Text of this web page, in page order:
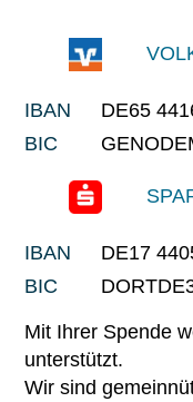
IBAN
DE65
BIC
IBAN
DE17
BIC
Mit Ihrer Spende
unterstützt.
Wir sind